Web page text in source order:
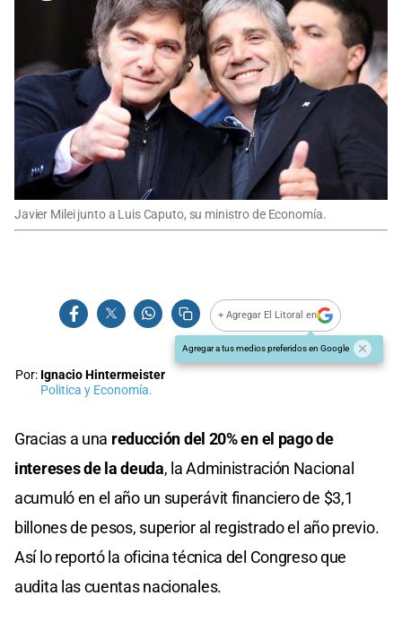
Javier Milei junto a Luis Caputo, su ministro de Economía.
+ Agregar El Litoral en
Agregar a tus medios preferidos en Google
Por: Ignacio Hintermeister
Politica y Economía.
Gracias a una reducción del 20% en el pago de
intereses de la deuda, la Administración Nacional
acumuló en el año un superávit financiero de $3,1
billones de pesos, superior al registrado el año previo.
Así lo reportó la oficina técnica del Congreso que
audita las cuentas nacionales.